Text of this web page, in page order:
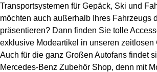
Transportsystemen für Gepäck, Ski und
möchten auch außerhalb Ihres Fahrzeugs
präsentieren? Dann finden Sie tolle
exklusive Modeartikel in unseren zeitlosen
Auch für die ganz Großen Autofans findet
Mercedes-Benz Zubehör Shop, denn mit